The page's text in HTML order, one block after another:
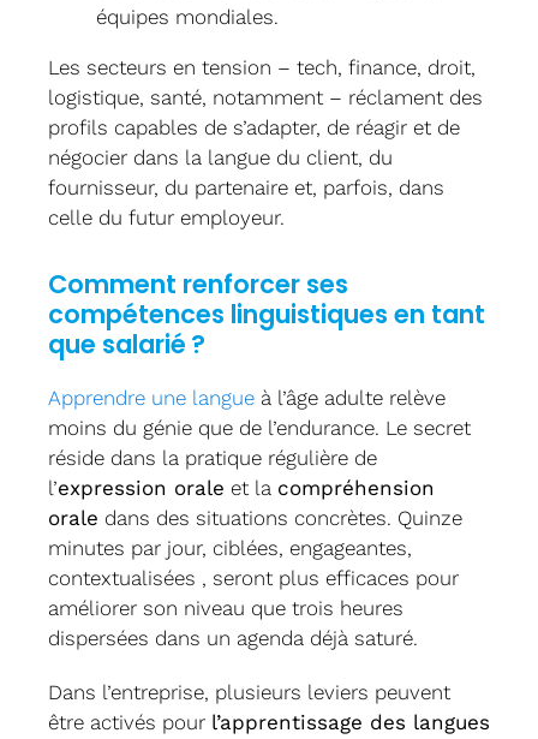
équipes mondiales.
Les secteurs en tension – tech, finance, droit,
logistique, santé, notamment – réclament des
profils capables de s’adapter, de réagir et de
négocier dans la langue du client, du
fournisseur, du partenaire et, parfois, dans
celle du futur employeur.
Comment renforcer ses
compétences linguistiques en tant
que salarié ?
Apprendre une langueà l’âge adulte relève
moins du génie que de l’endurance. Le secret
réside dans la pratique régulière de
l’expression orale et la compréhension
orale dans des situations concrètes. Quinze
minutes par jour, ciblées, engageantes,
contextualisées , seront plus efficaces pour
améliorer son niveau que trois heures
dispersées dans un agenda déjà saturé.
Dans l’entreprise, plusieurs leviers peuvent
être activés pour l’apprentissage des langues